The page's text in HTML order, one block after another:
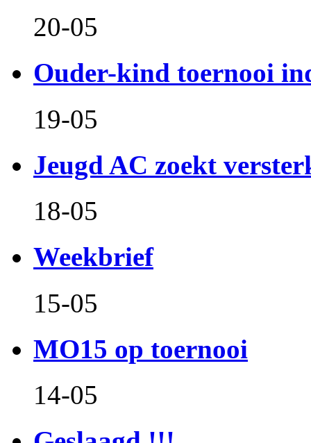
20-05
Ouder-kind toernooi
19-05
Jeugd AC zoekt
18-05
Weekbrief
15-05
MO15 op toernooi
14-05